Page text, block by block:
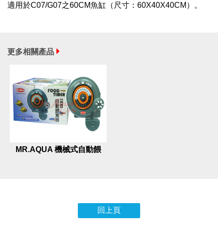
適用於C07/G07之60CM魚缸（尺寸：60X40X40CM）。
更多相關產品
MR.AQUA 機械式自動餵
回上頁